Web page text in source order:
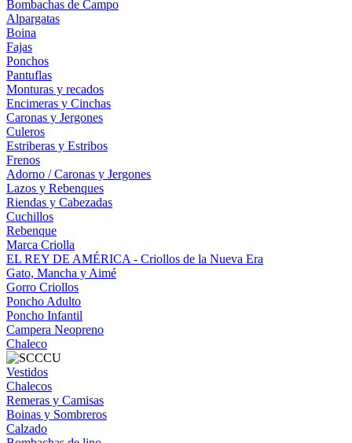
Bombachas de Campo
Alpargatas
Boina
Fajas
Ponchos
Pantuflas
Monturas y recados
Encimeras y Cinchas
Caronas y Jergones
Culeros
Estriberas y Estribos
Frenos
Adorno / Caronas y Jergones
Lazos y Rebenques
Riendas y Cabezadas
Cuchillos
Rebenque
Marca Criolla
EL REY DE AMÉRICA - Criollos de la Nueva Era
Gato, Mancha y Aimé
Gorro Criollos
Poncho Adulto
Poncho Infantil
Campera Neopreno
Chaleco
Vestidos
Chalecos
Remeras y Camisas
Boinas y Sombreros
Calzado